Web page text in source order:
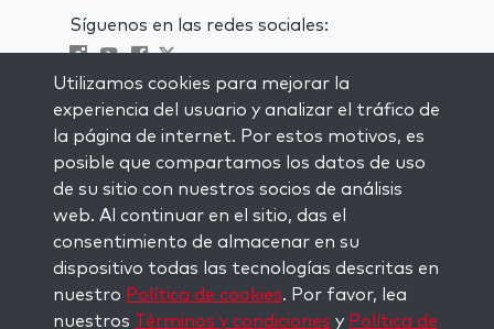
Síguenos en las redes sociales:
Visit kabbalah master classes
MANTENTE AL CORRIENTE
Subscríbete a nuestra lista de
correspondencia y recibe inspiración
semanal directamente en tu bandeja de
entrada.
Subscríbete
Utilizamos cookies para mejorar la
experiencia del usuario y analizar el tráfico de
la página de internet. Por estos motivos, es
posible que compartamos los datos de uso
de su sitio con nuestros socios de análisis
web. Al continuar en el sitio, das el
consentimiento de almacenar en su
dispositivo todas las tecnologías descritas en
nuestro Política de cookies. Por favor, lea
nuestros Términos y condiciones y Política de